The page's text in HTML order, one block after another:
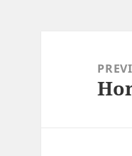
navigation